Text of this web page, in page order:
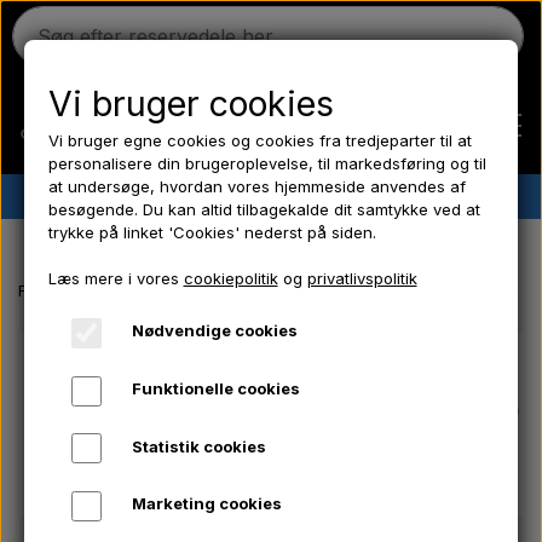
Ferguson
Massey Ferguson
✔︎ Dansk lager✔︎ Hurtig levering ✔︎ Lave priser
Forside Massey Ferguson reservedele Emblemsæt MF575
Vi bruger cookies
Vi bruger egne cookies og cookies fra tredjeparter til at
personalisere din brugeroplevelse, til markedsføring og til
at undersøge, hvordan vores hjemmeside anvendes af
besøgende. Du kan altid tilbagekalde dit samtykke ved at
trykke på linket 'Cookies' nederst på siden.
Læs mere i vores cookiepolitikog privatlivspolitik
Nødvendige cookies
Funktionelle cookies
Statistik cookies
Marketing cookies